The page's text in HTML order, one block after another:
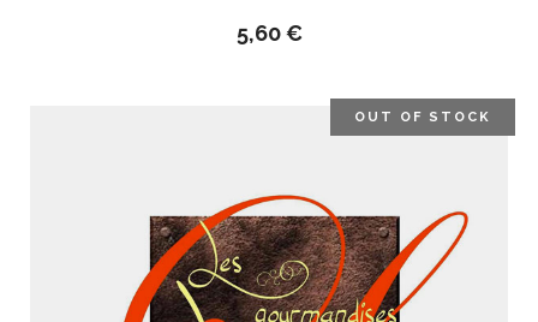
5,60€
OUT OF STOCK